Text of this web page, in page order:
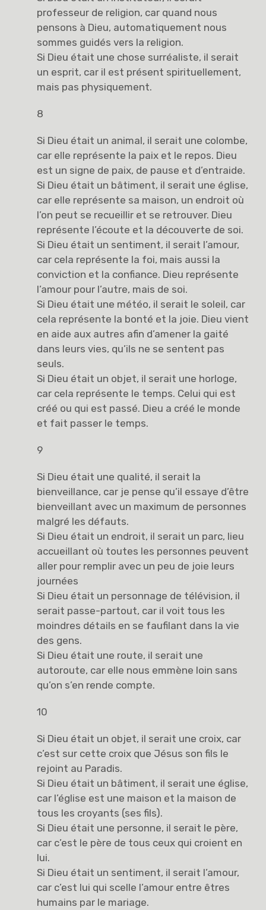
professeur de religion, car quand nous
pensons à Dieu, automatiquement nous
sommes guidés vers la religion.
Si Dieu était une chose surréaliste, il serait
un esprit, car il est présent spirituellement,
mais pas physiquement.
8
Si Dieu était un animal, il serait une colombe,
car elle représente la paix et le repos. Dieu
est un signe de paix, de pause et d’entraide.
Si Dieu était un bâtiment, il serait une église,
car elle représente sa maison, un endroit où
l’on peut se recueillir et se retrouver. Dieu
représente l’écoute et la découverte de soi.
Si Dieu était un sentiment, il serait l’amour,
car cela représente la foi, mais aussi la
conviction et la confiance. Dieu représente
l’amour pour l’autre, mais de soi.
Si Dieu était une météo, il serait le soleil, car
cela représente la bonté et la joie. Dieu vient
en aide aux autres afin d’amener la gaité
dans leurs vies, qu’ils ne se sentent pas
seuls.
Si Dieu était un objet, il serait une horloge,
car cela représente le temps. Celui qui est
créé ou qui est passé. Dieu a créé le monde
et fait passer le temps.
9
Si Dieu était une qualité, il serait la
bienveillance, car je pense qu’il essaye d’être
bienveillant avec un maximum de personnes
malgré les défauts.
Si Dieu était un endroit, il serait un parc, lieu
accueillant où toutes les personnes peuvent
aller pour remplir avec un peu de joie leurs
journées
Si Dieu était un personnage de télévision, il
serait passe-partout, car il voit tous les
moindres détails en se faufilant dans la vie
des gens.
Si Dieu était une route, il serait une
autoroute, car elle nous emmène loin sans
qu’on s’en rende compte.
10
Si Dieu était un objet, il serait une croix, car
c’est sur cette croix que Jésus son fils le
rejoint au Paradis.
Si Dieu était un bâtiment, il serait une église,
car l’église est une maison et la maison de
tous les croyants (ses fils).
Si Dieu était une personne, il serait le père,
car c’est le père de tous ceux qui croient en
lui.
Si Dieu était un sentiment, il serait l’amour,
car c’est lui qui scelle l’amour entre êtres
humains par le mariage.